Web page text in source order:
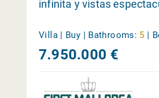
infinita y vistas
Villa | Buy | Bathrooms: 5 |
7.950.000 €